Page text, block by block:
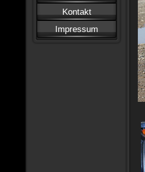
Kontakt
Impressum